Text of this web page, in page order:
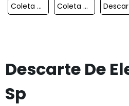
Coleta De Resíduos De Alumínio Coleta De Amortecedor
Descarte De
Sp